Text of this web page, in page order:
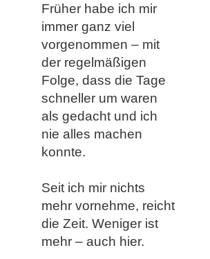
Früher habe ich mir
immer ganz viel
vorgenommen – mit
der regelmäßigen
Folge, dass die Tage
schneller um waren
als gedacht und ich
nie alles machen
konnte.
Seit ich mir nichts
mehr vornehme, reicht
die Zeit. Weniger ist
mehr – auch hier.